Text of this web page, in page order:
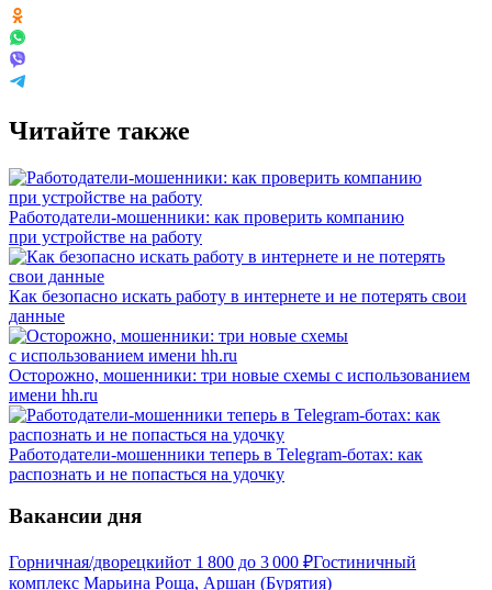
Читайте также
Работодатели-мошенники: как проверить компанию
при устройстве на работу
Как безопасно искать работу в интернете и не потерять свои
данные
Осторожно, мошенники: три новые схемы с использованием
имени hh.ru
Работодатели-мошенники теперь в Telegram-ботах: как
распознать и не попасться на удочку
Вакансии дня
Горничная/дворецкийот 1 800 до 3 000 ₽Гостиничный
комплекс Марьина Роща, Аршан (Бурятия)